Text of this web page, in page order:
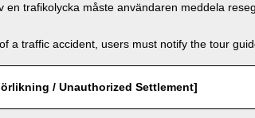
en trafikolycka måste användaren meddela
a traffic accident, users must notify the tour
/ Unauthorized Settlement]